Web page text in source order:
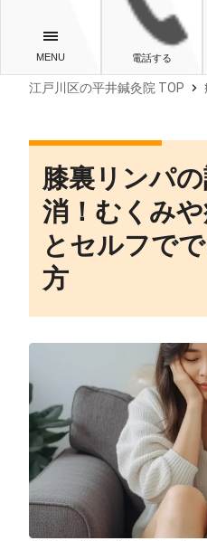
電話する
江戸川区の平井鍼灸院 TOP chevron_right
膝裏リンパ
消！むくみ
とセルフで
方